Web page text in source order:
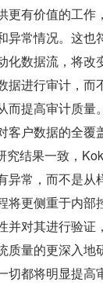
更有价值的工
常情况。这也
数据流，将改
进行审计，而
而提高审计质
户数据的全覆
结果一致，
常，而不是从
更侧重于内部
对其进行验证
质量的更深入
都将明显提高